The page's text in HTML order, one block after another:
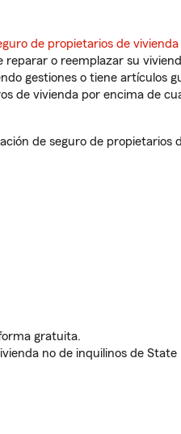
de propietarios de vivienda
o reemplazar su
gestiones o tiene artículos
de vivienda por encima de
de seguro de propietarios
gratuita.
no de inquilinos de State